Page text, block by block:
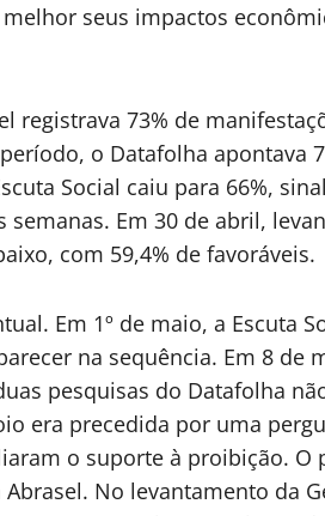
seus impactos
registrava 73% de
o Datafolha apontava
Social caiu para 66%,
Em 30 de abril,
com 59,4% de favoráveis.
Em 1º de maio, a Escuta
na sequência. Em 8 de
pesquisas do Datafolha
era precedida por uma
o suporte à proibição. O
No levantamento da